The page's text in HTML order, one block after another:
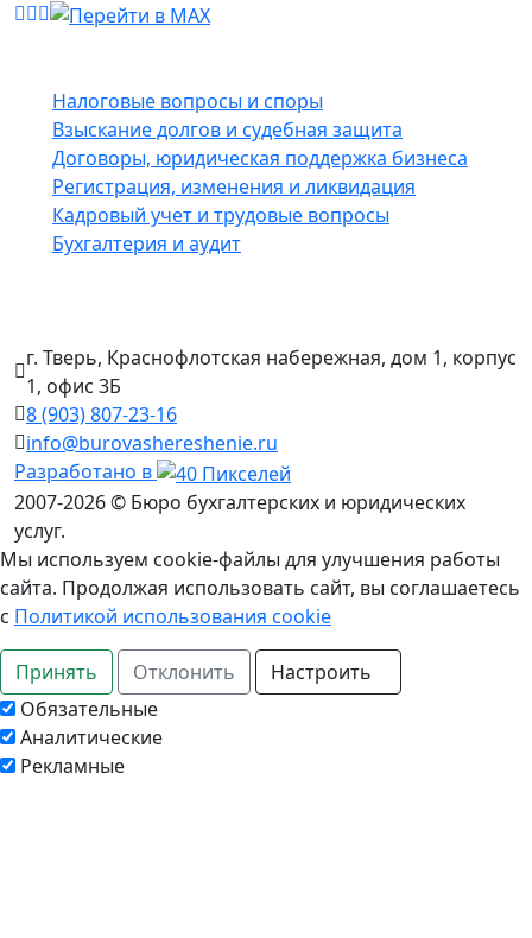
Налоговые вопросы и споры
Взыскание долгов и судебная защита
Договоры, юридическая поддержка бизнеса
Регистрация, изменения и ликвидация
Кадровый учет и трудовые вопросы
Бухгалтерия и аудит
г. Тверь, Краснофлотская набережная, дом 1, корпус
1, офис 3Б
8 (903) 807‑23‑16
info@burovashereshenie.ru
Разработано в
2007-2026 © Бюро бухгалтерских и юридических
услуг.
Мы используем cookie-файлы для улучшения работы
сайта. Продолжая использовать сайт, вы соглашаетесь
с Политикой использования cookie
Принять Отклонить
Настроить
Обязательные
Аналитические
Рекламные